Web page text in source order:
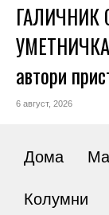
ГАЛИЧНИК
УМЕТНИЧКА
автори
6 август, 2026
Дома
Колумни